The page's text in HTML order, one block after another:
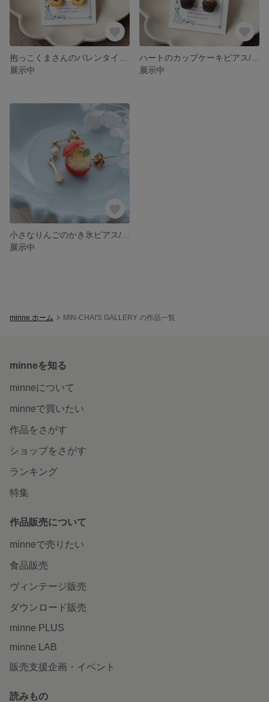
展示中
展示中
展示中
minne ホーム MIN-CHAI'S GALLERY の作品一覧
minneを知る
minneについて
minneで買いたい
作品をさがす
ショップをさがす
ランキング
特集
作品販売について
minneで売りたい
食品販売
ヴィンテージ販売
ダウンロード販売
minne PLUS
minne LAB
販売支援企画・イベント
読みもの